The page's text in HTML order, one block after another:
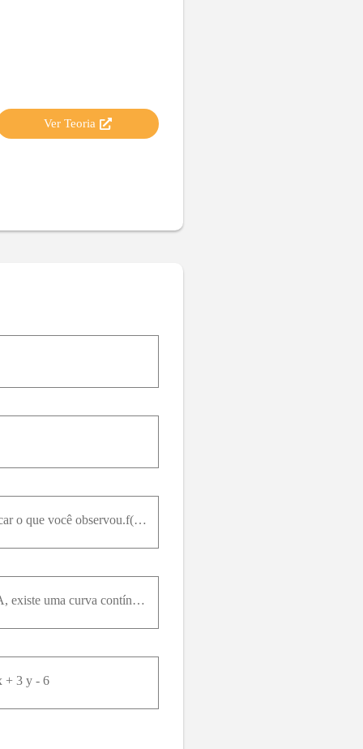
Ver Teoria
Trace o gráfico da função e observe onde ela é descontínua. Em seguida, utilize a fórmula para explicar o que você observou.f(x, y) = e^(1 / (x - y))
Seja A um subconjunto so R^2 que goza da propriedade :quaisquer que sejam (x₀, y₀) e (x₁, y₁) em A, existe uma curva contínua γ: [a, b] → A , tal que γ(a) = (x₀, y₀) e γ(b) = (x₁, y₁) . Prove que se f
+ 3 y - 6